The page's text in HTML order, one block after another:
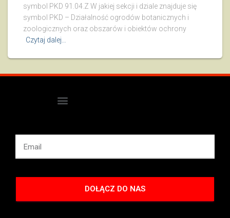
symbol PKD 91.04.Z W jakiej sekcji i dziale znajduje się
symbol PKD – Działalność ogrodów botanicznych i
zoologicznych oraz obszarów i obiektów ochrony
Czytaj dalej…
DOŁĄCZ DO NAS